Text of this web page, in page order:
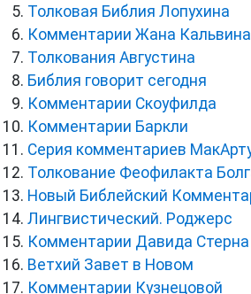
Толковая Библия Лопухина
Комментарии Жана Кальвина
Толкования Августина
Библия говорит сегодня
Комментарии Скоуфилда
Комментарии Баркли
Серия комментариев
Толкование Феофилакта
Новый Библейский
Лингвистический. Роджерс
Комментарии Давида Стерна
Ветхий Завет в Новом
Комментарии Кузнецовой